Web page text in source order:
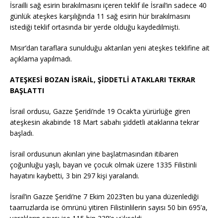
İsrailli sağ esirin bırakılmasını içeren teklif ile İsrail’in sadece 40
günlük ateşkes karşılığında 11 sağ esirin hür bırakılmasını
istediği teklif ortasında bir yerde olduğu kaydedilmişti.
Mısır’dan taraflara sunulduğu aktarılan yeni ateşkes teklifine ait
açıklama yapılmadı.
ATEŞKESİ BOZAN İSRAİL, ŞİDDETLİ ATAKLARI TEKRAR
BAŞLATTI
İsrail ordusu, Gazze Şeridi’nde 19 Ocak’ta yürürlüğe giren
ateşkesin akabinde 18 Mart sabahı şiddetli ataklarına tekrar
başladı.
İsrail ordusunun akınları yine başlatmasından itibaren
çoğunluğu yaşlı, bayan ve çocuk olmak üzere 1335 Filistinli
hayatını kaybetti, 3 bin 297 kişi yaralandı.
İsrail’in Gazze Şeridi’ne 7 Ekim 2023’ten bu yana düzenlediği
taarruzlarda ise ömrünü yitiren Filistinlilerin sayısı 50 bin 695’a,